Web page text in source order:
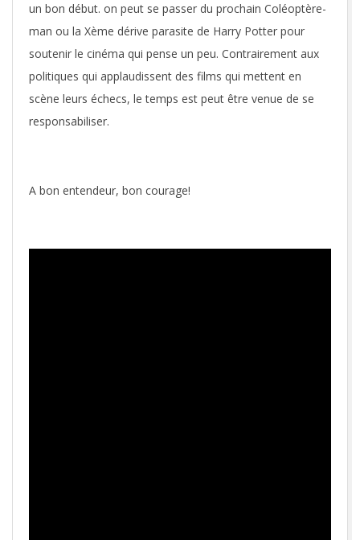
un bon début. on peut se passer du prochain Coléoptère-
man ou la Xème dérive parasite de Harry Potter pour
soutenir le cinéma qui pense un peu. Contrairement aux
politiques qui applaudissent des films qui mettent en
scène leurs échecs, le temps est peut être venue de se
responsabiliser.
A bon entendeur, bon courage!